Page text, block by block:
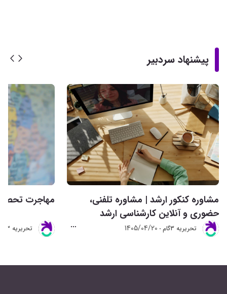
پیشنهاد سردبیر
مشاوره کنکور ارشد | مشاوره تلفنی،
حضوری و آنلاین کارشناسی ارشد
تحريريه 3گام 1405/04/20
مهاجرت
تحريريه 3گام